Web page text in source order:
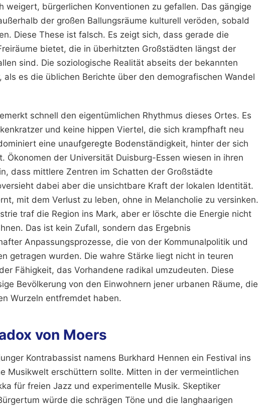
weigert, bürgerlichen Konventionen zu gefallen. Das gängige
der großen Ballungsräume kulturell veröden, sobald
Diese These ist falsch. Es zeigt sich, dass gerade die
bietet, die in überhitzten Großstädten längst der
sind. Die soziologische Realität abseits der bekannten
es die üblichen Berichte über den demografischen Wandel
schnell den eigentümlichen Rhythmus dieses Ortes. Es
und keine hippen Viertel, die sich krampfhaft neu
eine unaufgeregte Bodenständigkeit, hinter der sich
Ökonomen der Universität Duisburg-Essen wiesen in ihren
dass mittlere Zentren im Schatten der Großstädte
dabei aber die unsichtbare Kraft der lokalen Identität.
mit dem Verlust zu leben, ohne in Melancholie zu versinken.
traf die Region ins Mark, aber er löschte die Energie nicht
Das ist kein Zufall, sondern das Ergebnis
Anpassungsprozesse, die von der Kommunalpolitik und
getragen wurden. Die wahre Stärke liegt nicht in teuren
Fähigkeit, das Vorhandene radikal umzudeuten. Diese
Bevölkerung von den Einwohnern jener urbanen Räume, die
Wurzeln entfremdet haben.
von Moers
Kontrabassist namens Burkhard Hennen ein Festival ins
Musikwelt erschüttern sollte. Mitten in der vermeintlichen
für freien Jazz und experimentelle Musik. Skeptiker
würde die schrägen Töne und die langhaarigen